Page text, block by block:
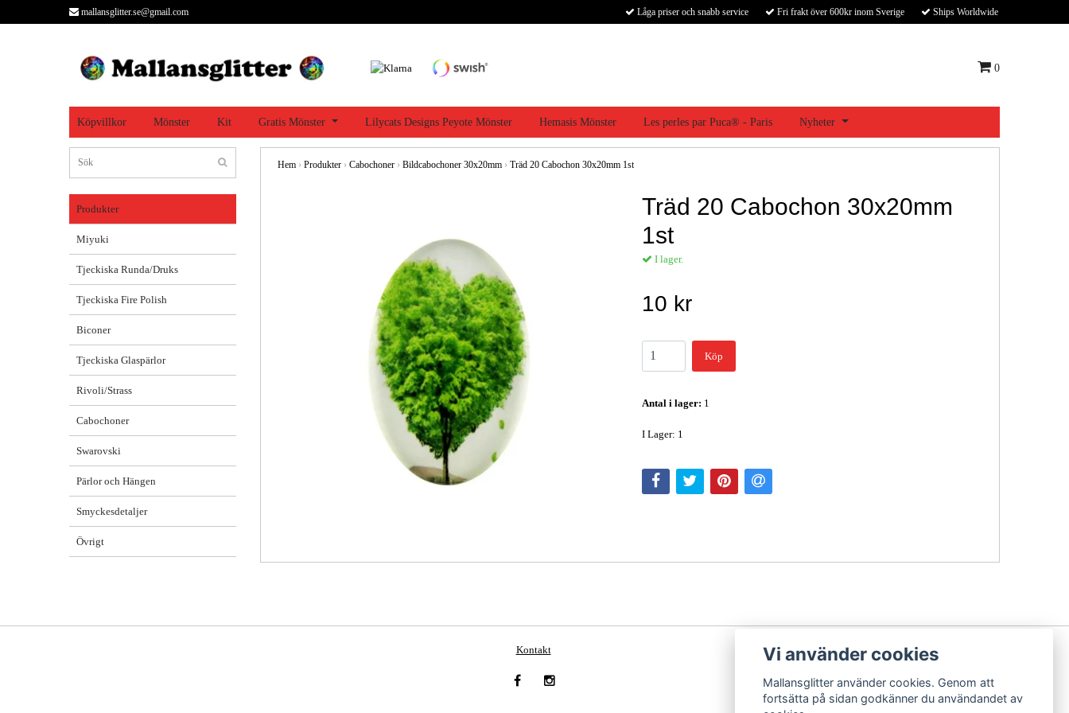
mallansglitter.se@gmail.com Låga priser och snabb service Fri frakt över 600kr inom Sverige Ships Worldwide
0
Köpvillkor Mönster Kit Gratis Mönster Lilycats Designs Peyote Mönster Hemasis Mönster Les perles par Puca® - Paris Nyheter
Produkter
Miyuki
Tjeckiska Runda/Druks
Tjeckiska Fire Polish
Biconer
Tjeckiska Glaspärlor
Rivoli/Strass
Cabochoner
Swarovski
Pärlor och Hängen
Smyckesdetaljer
Övrigt
Hem › Produkter › Cabochoner › Bildcabochoner 30x20mm › Träd 20 Cabochon 30x20mm 1st
Träd 20 Cabochon 30x20mm
1st
I lager.
10 kr
Köp
Antal i lager: 1
I Lager: 1
Kontakt Vi använder cookies
Mallansglitter använder cookies. Genom att
fortsätta på sidan godkänner du användandet av